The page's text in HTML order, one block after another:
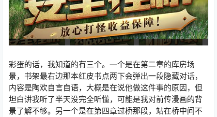
彩蛋的话，我知道的有三个。一个是在第二章的库房场
景，书架最右边那本红皮书点两下会弹出一段隐藏对话，
内容是陶欢自言自语，大概是在说他做这件事的原因，但
坦白讲我听了半天没完全听懂，可能是我对前传漫画的背
景了解不够。另一个是在第四章过桥那段，站在桥中间不